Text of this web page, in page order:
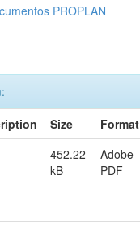
PROPLAN
Size
Format
452.22
kB
Adobe
PDF